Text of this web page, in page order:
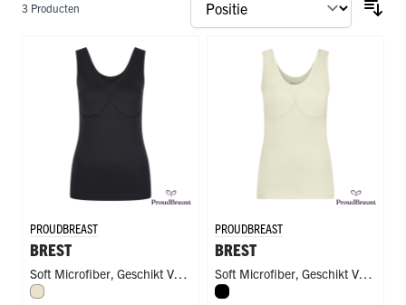
3 Producten
PROUDBREAST
BREST
Soft Microfiber, Geschikt Voor
Protheses
Ivoor
PROUDBREAST
BREST
Soft Microfiber, Geschikt Voor
Protheses
Zwart